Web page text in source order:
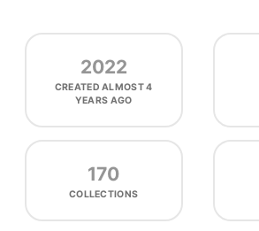
2022
CREATEDALMOST 4
YEARS AGO
170
COLLECTIONS